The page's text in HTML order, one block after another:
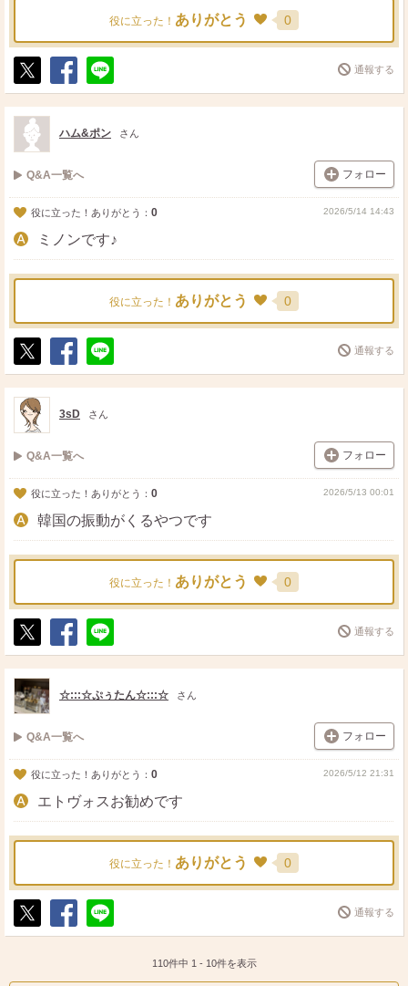
役に立った！ ありがとう 0
ポ
ス
ト
シ
ェ
送
る
通報する
ハム&ポン さん
Q&A一覧へ フォロー
役に立った！ありがとう： 0 2026/5/14 14:43
ミノンです♪
役に立った！ ありがとう 0
ポ
ス
ト
シ
ェ
送
る
通報する
3sD さん
Q&A一覧へ フォロー
役に立った！ありがとう： 0 2026/5/13 00:01
韓国の振動がくるやつです
役に立った！ ありがとう 0
ポ
ス
ト
シ
ェ
送
る
通報する
☆:::☆ぷぅたん☆:::☆ さん
Q&A一覧へ フォロー
役に立った！ありがとう： 0 2026/5/12 21:31
エトヴォスお勧めです
役に立った！ ありがとう 0
ポ
シ
送
通報する
110件中 1 - 10件を表示